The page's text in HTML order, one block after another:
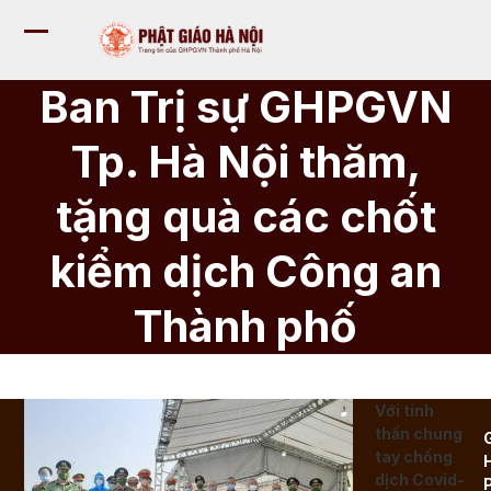
qua
nội
menu
di
menu
diBan Trị sự GHPGVN
Tp. Hà Nội thăm,
tặng quà các chốt
kiểm dịch Công an
Thành phố
Với tinh
thần chung
tay chống
dịch Covid-